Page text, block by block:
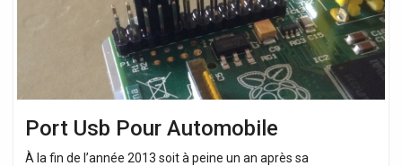
Port Usb Pour Automobile
À la fin de l’année 2013 soit à peine un an après sa